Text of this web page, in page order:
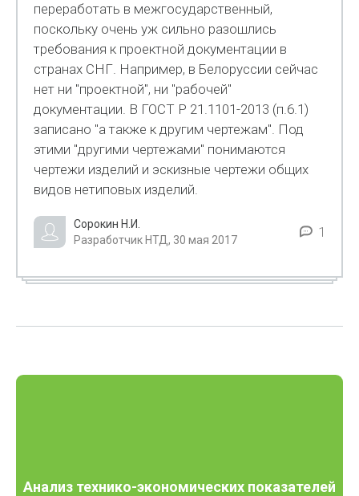
переработать в межгосударственный,
поскольку очень уж сильно разошлись
требования к проектной документации в
странах СНГ. Например, в Белоруссии сейчас
нет ни "проектной", ни "рабочей"
документации. В ГОСТ Р 21.1101-2013 (п.6.1)
записано "а также к другим чертежам". Под
этими "другими чертежами" понимаются
чертежи изделий и эскизные чертежи общих
видов нетиповых изделий.
Сорокин Н.И.
Разработчик НТД, 30 мая 2017
1
Анализ технико-экономических показателей